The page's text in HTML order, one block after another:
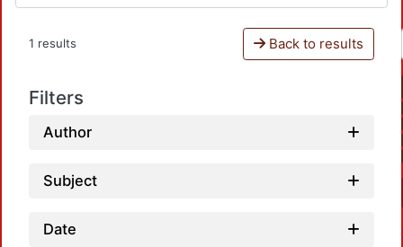
1 results Back to results
Filters
Author
Subject
Date